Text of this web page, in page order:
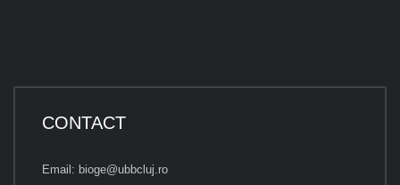
CONTACT
Email: bioge@ubbcluj.ro